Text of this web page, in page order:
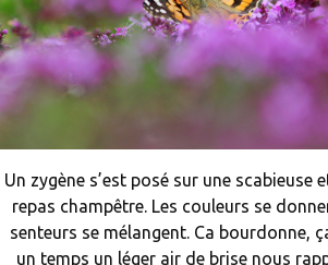
Un zygène s’est posé sur une scabieuse
repas champêtre. Les couleurs se
senteurs se mélangent. Ca bourdonne,
un temps un léger air de brise nous